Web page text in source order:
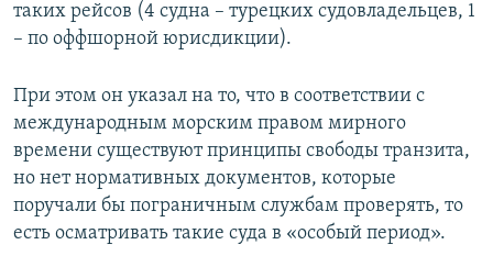
таких рейсов (4 судна – турецких судовладельцев, 1
– по оффшорной юрисдикции).
При этом он указал на то, что в соответствии с
международным морским правом мирного
времени существуют принципы свободы транзита,
но нет нормативных документов, которые
поручали бы пограничным службам проверять, то
есть осматривать такие суда в «особый период».